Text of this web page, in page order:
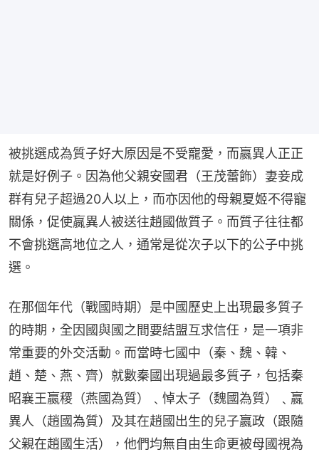
被挑選成為質子好大原因是不受寵愛，而嬴異人正正
就是好例子。因為他父親安國君（王茂蕾飾）妻妾成
群有兒子超過20人以上，而亦因他的母親夏姬不得寵
關係，促使嬴異人被送往趙國做質子。而質子往往都
不會挑選高地位之人，通常是從次子以下的公子中挑
選。
在那個年代（戰國時期）是中國歷史上出現最多質子
的時期，全因國與國之間要結盟互求信任，是一項非
常重要的外交活動。而當時七國中（秦、魏、韓、
趙、楚、燕、齊）就數秦國出現過最多質子，包括秦
昭襄王嬴稷（燕國為質）﹑悼太子（魏國為質）﹑嬴
異人（趙國為質）及其在趙國出生的兒子嬴政（跟隨
父親在趙國生活），他們均無自由生命更被母國視為